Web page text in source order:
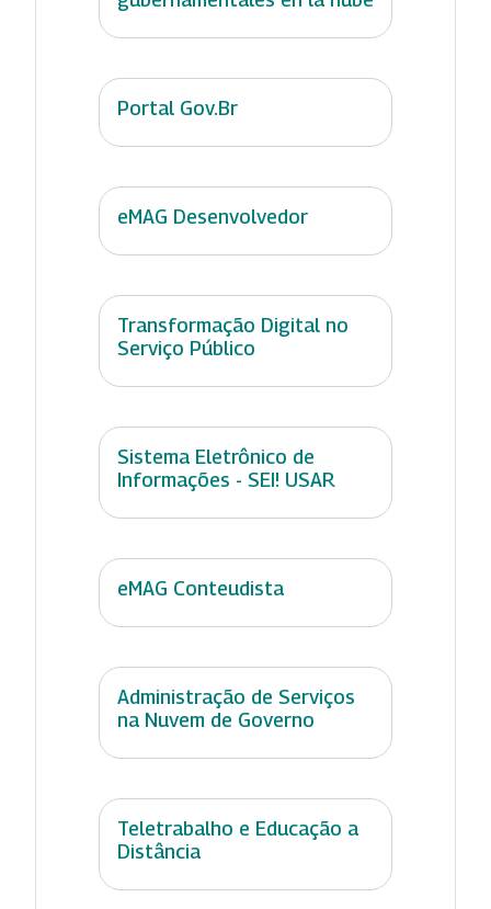
Portal Gov.Br
eMAG Desenvolvedor
Transformação Digital no
Serviço Público
Sistema Eletrônico de
Informações - SEI! USAR
eMAG Conteudista
Administração de Serviços
na Nuvem de Governo
Teletrabalho e Educação a
Distância